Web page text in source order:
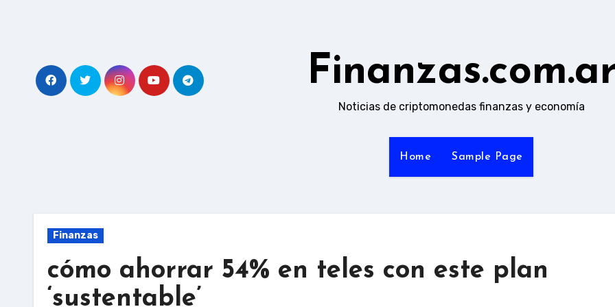
Noticias de criptomonedas finanzas y economía
Home Sample Page
Finanzas
cómo ahorrar 54% en teles con este plan
‘sustentable’